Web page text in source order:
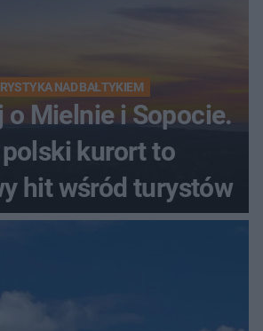
NAD BAŁTYKIEM
o Mielnie i Sopocie.
kurort to
hit wśród turystów